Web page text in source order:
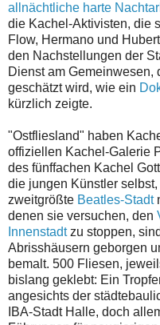
allnächtliche harte
die Kachel-Aktivisten, die
Flow, Hermano und
den Nachstellungen der
Dienst am Gemeinwesen,
geschätzt wird, wie ein
kürzlich zeigte.
"Ostfliesland" haben
offiziellen Kachel-Galerie
des fünffachen Kachel
die jungen Künstler
zweitgrößte Beatles-Stadt
denen sie versuchen, den
Innenstadtzu stoppen,
Abrisshäusern geborgen
bemalt. 500 Fliesen,
bislang geklebt: Ein
angesichts der
IBA-Stadt Halle, doch